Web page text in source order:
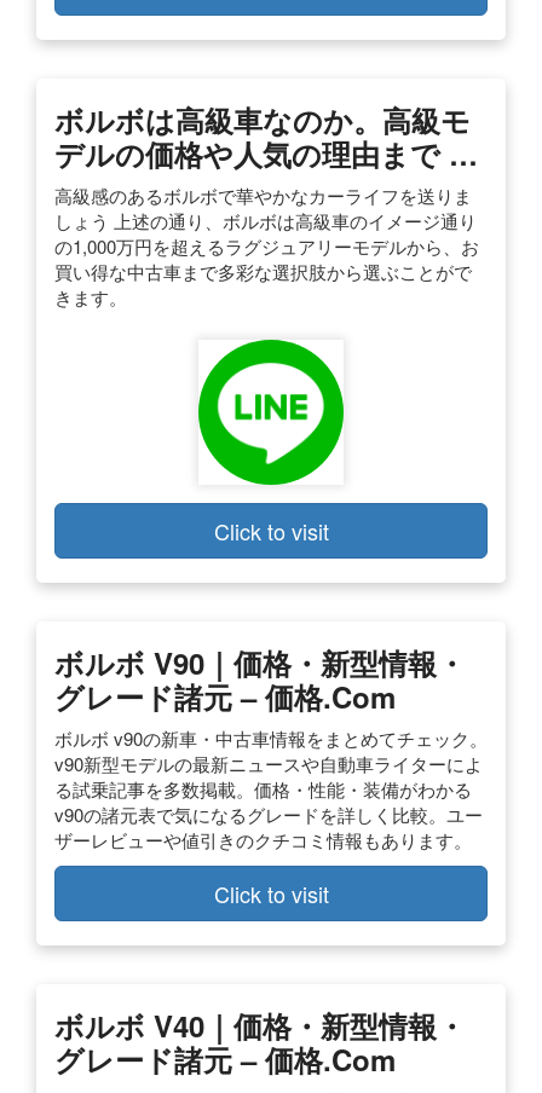
ボルボは高級車なのか。高級モ
デルの価格や人気の理由まで …
高級感のあるボルボで華やかなカーライフを送りま
しょう 上述の通り、ボルボは高級車のイメージ通り
の1,000万円を超えるラグジュアリーモデルから、お
買い得な中古車まで多彩な選択肢から選ぶことがで
きます。
Click to visit
ボルボ V90｜価格・新型情報・
グレード諸元 – 価格.com
ボルボ v90の新車・中古車情報をまとめてチェック。
v90新型モデルの最新ニュースや自動車ライターによ
る試乗記事を多数掲載。価格・性能・装備がわかる
v90の諸元表で気になるグレードを詳しく比較。ユー
ザーレビューや値引きのクチコミ情報もあります。
Click to visit
ボルボ V40｜価格・新型情報・
グレード諸元 – 価格.com